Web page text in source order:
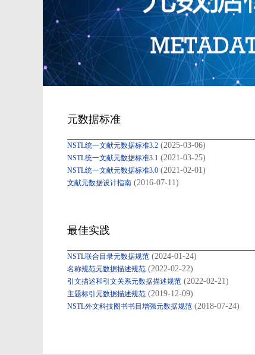
元数据标准
NSTL统一文献元数据标准3.2 (2025-03-06)
NSTL统一文献元数据标准3.1 (2021-03-25)
NSTL统一文献元数据标准3.0 (2021-02-01)
文献元数据设计指南 (2016-07-11)
最佳实践
NSTL联合目录元数据规范 (2024-01-24)
名称规范元数据描述规范 (2022-02-22)
引文描述和引文关系元数据描述规范 (2022-02-21)
主题标引元数据描述规范 (2019-12-09)
NSTL外文科技图书书目增强元数据规范 (2018-07-24)